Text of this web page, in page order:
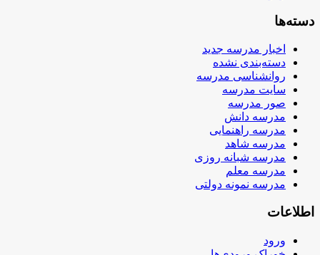
دسته‌ها
اخبار مدرسه جدید
دسته‌بندی نشده
روانشناسی مدرسه
سایت مدرسه
صور مدرسه
مدرسه دانش
مدرسه راهنمایی
مدرسه شاهد
مدرسه شبانه روزی
مدرسه معلم
مدرسه نمونه دولتی
اطلاعات
ورود